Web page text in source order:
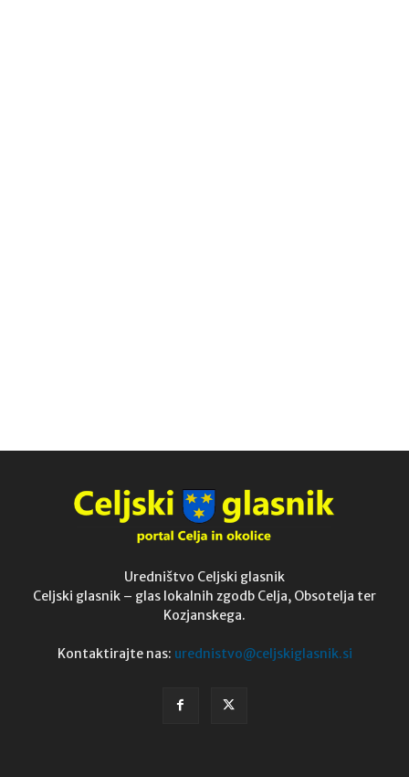
Uredništvo Celjski glasnik
Celjski glasnik – glas lokalnih zgodb Celja, Obsotelja ter
Kozjanskega.
Kontaktirajte nas: urednistvo@celjskiglasnik.si